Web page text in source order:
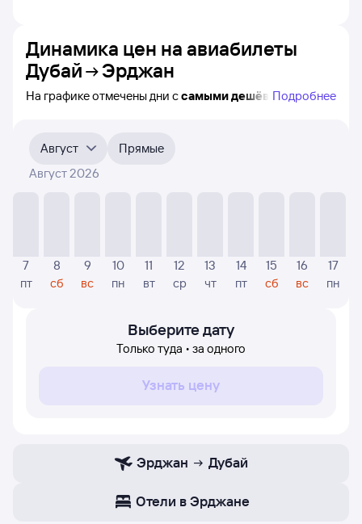
Динамика цен на авиабилеты
Дубай
Эрджан
На графике отмечены дни ссамыми дешёвыми
Выберите дату, перейдите по клику к поиску билетов
на нужный рейс и просмотру
Если никто не искал авиабилетов по маршруту
Дубай — Эрджан, то цены могут отсутствовать
частично или полностью. В этом случае заполните
Подробнее
Август
Прямые
Август 2026
7
пт
8
сб
9
вс
10
пн
11
вт
12
ср
13
чт
14
пт
15
сб
16
вс
17
пн
Выберите дату
Только туда • за одного
Узнать цену
Эрджан Дубай
Отели в Эрджане